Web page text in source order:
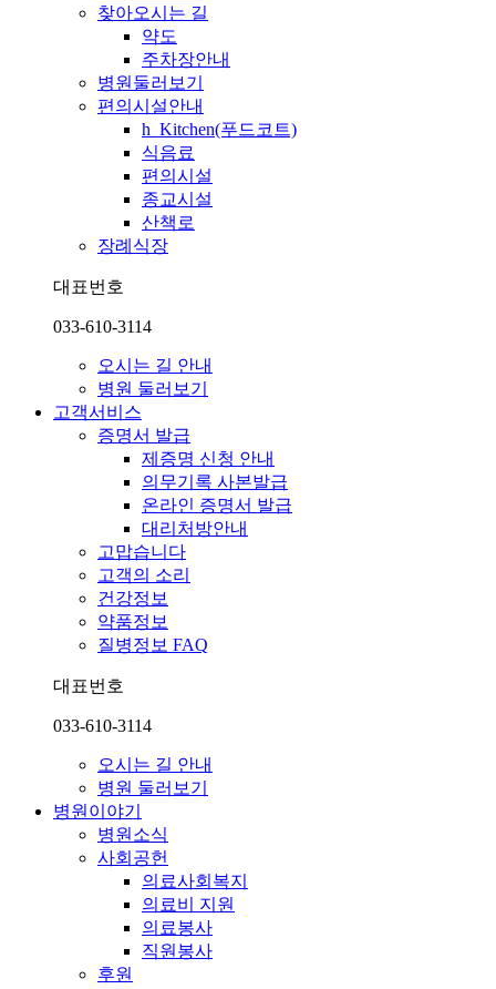
찾아오시는 길
약도
주차장안내
병원둘러보기
편의시설안내
h_Kitchen(푸드코트)
식음료
편의시설
종교시설
산책로
장례식장
대표번호
033-610-3114
오시는 길 안내
병원 둘러보기
고객서비스
증명서 발급
제증명 신청 안내
의무기록 사본발급
온라인 증명서 발급
대리처방안내
고맙습니다
고객의 소리
건강정보
약품정보
질병정보 FAQ
대표번호
033-610-3114
오시는 길 안내
병원 둘러보기
병원이야기
병원소식
사회공헌
의료사회복지
의료비 지원
의료봉사
직원봉사
후원